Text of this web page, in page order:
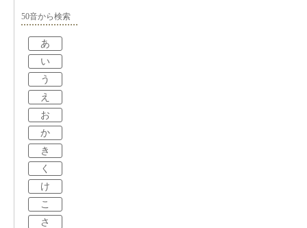
50音から検索
あ
い
う
え
お
か
き
く
け
こ
さ